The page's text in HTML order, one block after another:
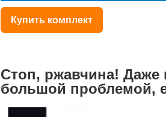
Купить комплект
Стоп, ржавчина! Даже
большой проблемой,